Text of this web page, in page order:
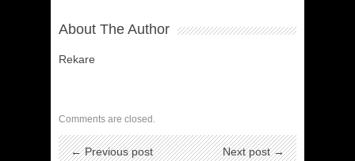
About The Author
Rekare
Comments are closed.
← Previous post Next post →